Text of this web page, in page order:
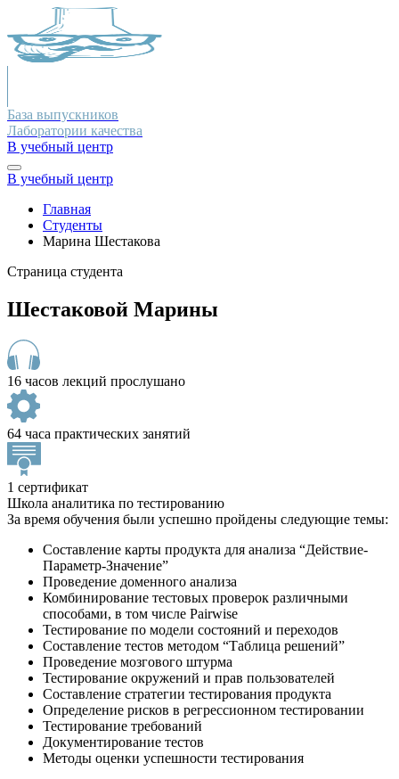
База выпускников
Лаборатории качества
В учебный центр
В учебный центр
Главная
Студенты
Марина Шестакова
Страница студента
Шестаковой Марины
16 часов лекций прослушано
64 часа практических занятий
1 сертификат
Школа аналитика по тестированию
За время обучения были успешно пройдены следующие темы:
Составление карты продукта для анализа “Действие-
Параметр-Значение”
Проведение доменного анализа
Комбинирование тестовых проверок различными
способами, в том числе Pairwise
Тестирование по модели состояний и переходов
Составление тестов методом “Таблица решений”
Проведение мозгового штурма
Тестирование окружений и прав пользователей
Составление стратегии тестирования продукта
Определение рисков в регрессионном тестировании
Тестирование требований
Документирование тестов
Методы оценки успешности тестирования